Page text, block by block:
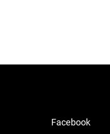
Facebook